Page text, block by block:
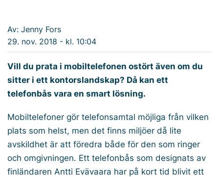
Av: Jenny Fors
29. nov. 2018 - kl. 10:04
Vill du prata i mobiltelefonen ostört även om du
sitter i ett kontorslandskap? Då kan ett
telefonbås vara en smart lösning.
Mobiltelefoner gör telefonsamtal möjliga från vilken
plats som helst, men det finns miljöer då lite
avskildhet är att föredra både för den som ringer
och omgivningen. Ett telefonbås som designats av
finländaren Antti Evävaara har på kort tid blivit ett